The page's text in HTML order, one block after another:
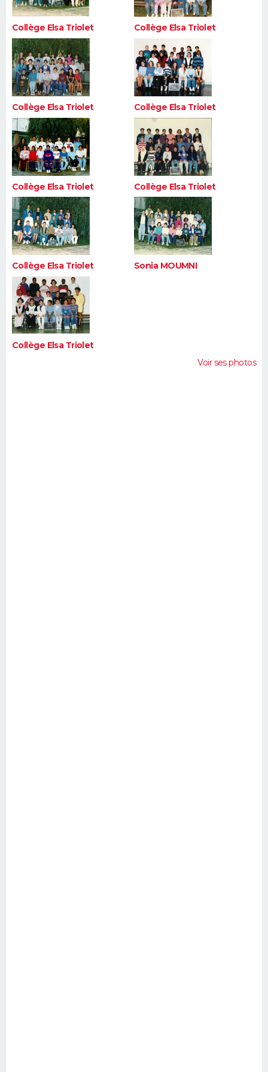
Collège Elsa Triolet Collège Elsa Triolet
Collège Elsa Triolet Collège Elsa Triolet
Collège Elsa Triolet Collège Elsa Triolet
Collège Elsa Triolet Sonia MOUMNI
Collège Elsa Triolet
Voir ses photos